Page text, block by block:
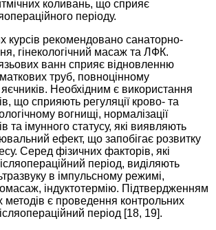
коливань, що сприяє
періоду.
курсів рекомендовано санаторно-
гінекологічний масаж та ЛФК.
ванн сприяє відновленню
труб, повноцінному
Необхідним є використання
що сприяють регуляції крово- та
вогнищі, нормалізації
та імунного статусу, які виявляють
ефект, що запобігає розвитку
Серед фізичних факторів, які
період, виділяють
в імпульсному режимі,
індуктотермію. Підтвердженням
методів є проведення конт­рольних
період [18, 19].